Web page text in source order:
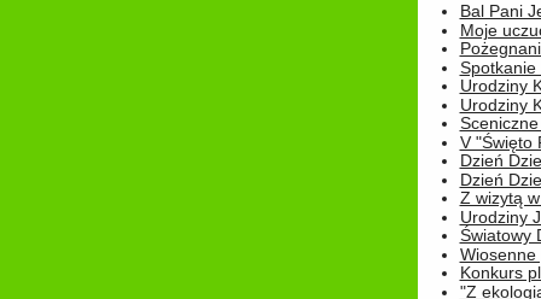
Bal Pani
Moje
Spotkanie
Urodziny
Urodziny
V "Święto
Dzień
Dzień
Z wizytą
Urodziny
Światowy
Wiosenne
Konkurs
"Z